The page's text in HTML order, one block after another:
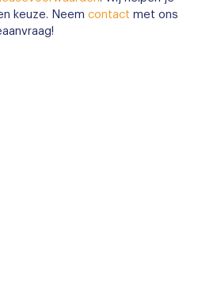
keuze. Neemcontact met ons